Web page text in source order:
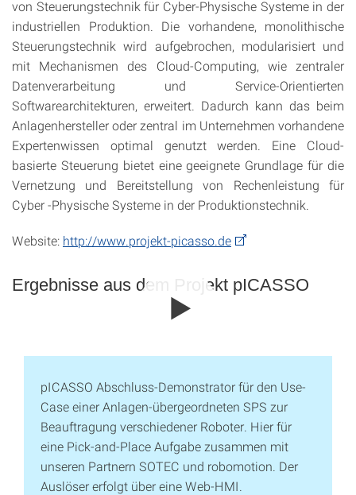
von Steuerungstechnik für Cyber-Physische Systeme in der
industriellen Produktion. Die vorhandene, monolithische
Steuerungstechnik wird aufgebrochen, modularisiert und
mit Mechanismen des Cloud-Computing, wie zentraler
Datenverarbeitung und Service-Orientierten
Softwarearchitekturen, erweitert. Dadurch kann das beim
Anlagenhersteller oder zentral im Unternehmen vorhandene
Expertenwissen optimal genutzt werden. Eine Cloud-
basierte Steuerung bietet eine geeignete Grundlage für die
Vernetzung und Bereitstellung von Rechenleistung für
Cyber -Physische Systeme in der Produktionstechnik.
Website: http://www.projekt-picasso.de
Ergebnisse aus dem Projekt pICASSO
pICASSO Abschluss-Demonstrator für den Use-
Case einer Anlagen-übergeordneten SPS zur
Beauftragung verschiedener Roboter. Hier für
eine Pick-and-Place Aufgabe zusammen mit
unseren Partnern SOTEC und robomotion. Der
Auslöser erfolgt über eine Web-HMI.